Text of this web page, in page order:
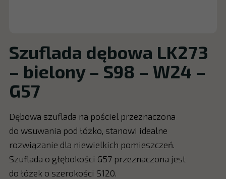
Szuflada dębowa LK273
– bielony – S98 – W24 –
G57
Dębowa szuflada na pościel przeznaczona
do wsuwania pod łóżko, stanowi idealne
rozwiązanie dla niewielkich pomieszczeń.
Szuflada o głębokości G57 przeznaczona jest
do łóżek o szerokości S120.